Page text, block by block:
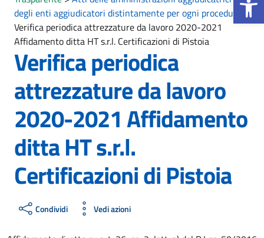
degli enti aggiudicatori distintamente per ogni procedura
>
Verifica periodica attrezzature da lavoro 2020-2021
Affidamento ditta HT s.r.l. Certificazioni di Pistoia
Verifica periodica
attrezzature da lavoro
2020-2021 Affidamento
ditta HT s.r.l.
Certificazioni di Pistoia
Condividi Vedi azioni